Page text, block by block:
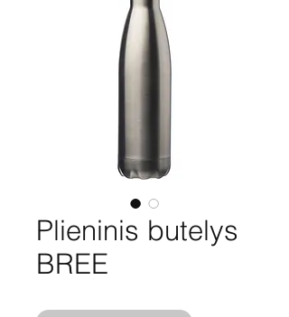
Plieninis butelys
BREE